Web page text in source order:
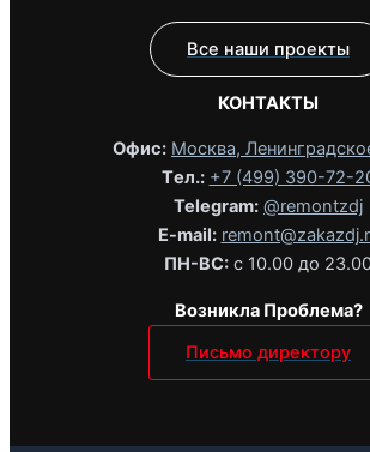
Все наши проекты
КОНТАКТЫ
Офис: Москва,
Tел.: +7 (499) 390-72-
Telegram: @remontzdj‬
E-mail:
ПН-ВС: с 10.00 до
Возникла Проблема?
Письмо директору